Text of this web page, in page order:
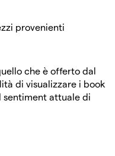
provenienti
che è offerto dal
di visualizzare i book
attuale di